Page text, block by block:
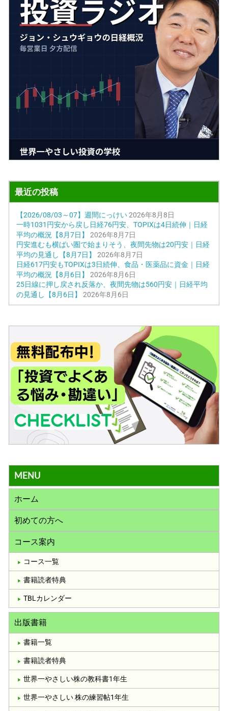
最近の投稿
【2026/08/03～07】週間にっけい 2026年8月8日
一時1031円安から戻し日経76円安、TOPIXは4日続伸｜日経
平均の概況【8月7日】
2026年8月7日
円安進むも横ばい圏で始まりそう、夜間先物は20円安｜日経
平均の見通し【8月7日】
2026年8月7日
日経617円安もTOPIXは3日続伸、食品・医薬品に資金｜日経
平均の概況【8月6日】
2026年8月6日
25日線に押し戻され反落か、夜間先物は560円安｜日経平均
の見通し【8月6日】
2026年8月6日
MENU
ホーム
初めての方へ
コース案内
コース一覧
書籍読者特典
TBLカレンダー
出版書籍
書籍一覧
書籍読者特典
世界一やさしい株の教科書1年生
世界一やさしい 株の練習帖1年生